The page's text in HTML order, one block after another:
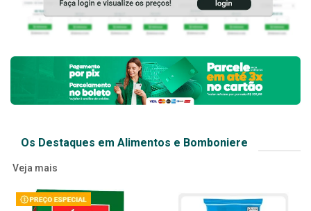
Os Destaques em Alimentos e Bomboniere
Veja mais